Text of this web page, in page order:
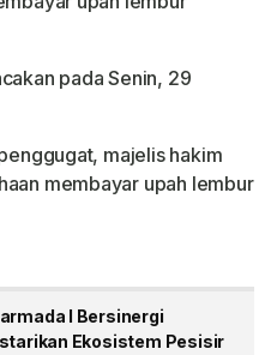
pada Senin, 29
majelis hakim
membayar upah lembur
I Bersinergi
Ekosistem Pesisir